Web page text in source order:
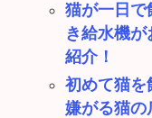
猫が一日で
き給水機
紹介！
初めて猫を
嫌がる猫の